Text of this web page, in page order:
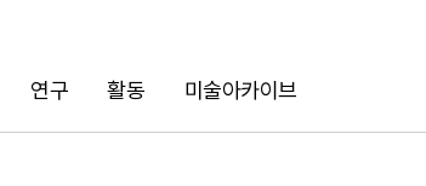
연구 활동 미술아카이브